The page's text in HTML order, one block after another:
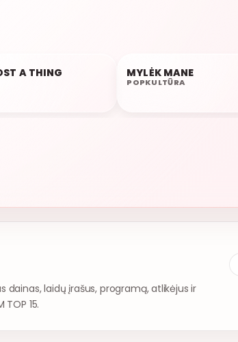
A THING 05:40
MYLĖK MANE
POPKULTŪRA
dainas, laidų įrašus, programą, atlikėjus ir
15.